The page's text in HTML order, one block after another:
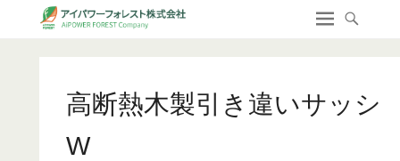
高断熱木製引き違いサッシ
W